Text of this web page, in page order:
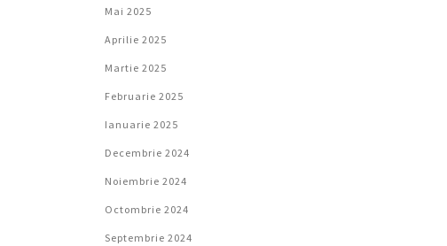
Mai 2025
Aprilie 2025
Martie 2025
Februarie 2025
Ianuarie 2025
Decembrie 2024
Noiembrie 2024
Octombrie 2024
Septembrie 2024